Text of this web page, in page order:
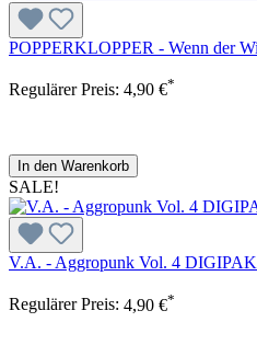
POPPERKLOPPER - Wenn der
Regulärer Preis: 4,90 €*
In den Warenkorb
SALE!
V.A. - Aggropunk Vol. 4
Regulärer Preis: 4,90 €*